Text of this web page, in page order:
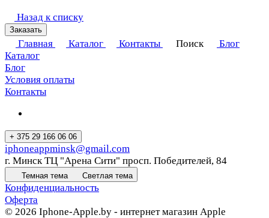
Назад к списку
Заказать
Главная Каталог Контакты Поиск
Блог
Каталог
Блог
Условия оплаты
Контакты
+ 375 29 166 06 06
iphoneappminsk@gmail.com
г. Минск ТЦ "Арена Сити" просп. Победителей, 84
Темная тема Светлая тема
Конфиденциальность
Оферта
© 2026 Iphone-Apple.by - интернет магазин Apple